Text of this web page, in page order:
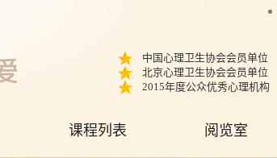
中国心理卫生协会会员单位
北京心理卫生协会会员单位
2015年度公众优秀心理机构
课程列表 阅览室